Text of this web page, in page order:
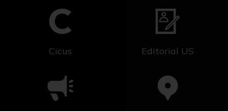
Cicus Editorial US